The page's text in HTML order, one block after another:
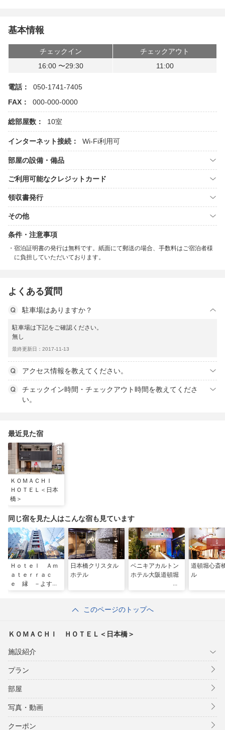
基本情報
チェックイン
チェックアウト
16:00 〜29:30
11:00
電話：
050-1741-7405
FAX：
000-000-0000
総部屋数： 10室
インターネット接続： Wi-Fi利用可
部屋の設備・備品
ご利用可能なクレジットカード
領収書発行
その他
条件・注意事項
宿泊証明書の発行は無料です。紙面にて郵送の場合、手数料はご宿泊者様
に負担していただいております。
よくある質問
駐車場はありますか？
駐車場は下記をご確認ください。
無し
最終更新日：2017-11-13
アクセス情報を教えてください。
チェックイン時間・チェックアウト時間を教えてくださ
い。
最近見た宿
ＫＯＭＡＣＨＩ
ＨＯＴＥＬ＜日本
橋＞
同じ宿を見た人はこんな宿も見ています
Ｈｏｔｅｌ Ａｍ
ａｔｅｒｒａｃ
ｅ 縁 －よすが
日本橋クリスタル
ホテル
ベニキアカルトン
ホテル大阪道頓堀
道頓堀心斎
ル
このページのトップへ
ＫＯＭＡＣＨＩ ＨＯＴＥＬ＜日本橋＞
施設紹介
プラン
部屋
写真・動画
クーポン